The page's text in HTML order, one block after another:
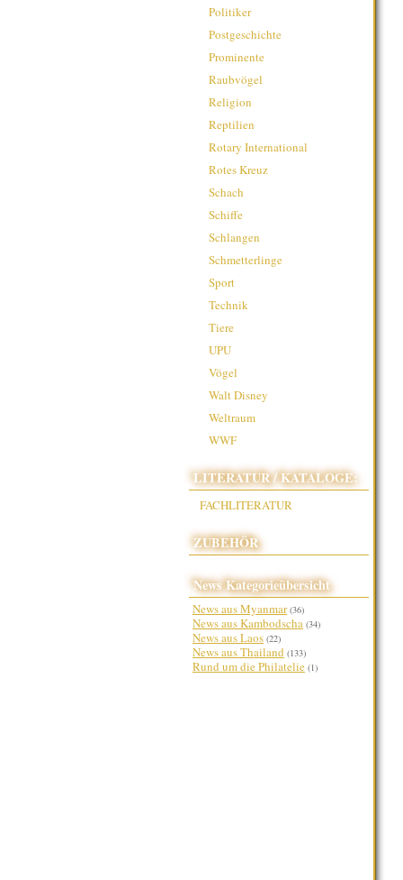
Politiker
Postgeschichte
Prominente
Raubvögel
Religion
Reptilien
Rotary International
Rotes Kreuz
Schach
Schiffe
Schlangen
Schmetterlinge
Sport
Technik
Tiere
UPU
Vögel
Walt Disney
Weltraum
WWF
LITERATUR / KATALOGE:
FACHLITERATUR
ZUBEHÖR
News Kategorieübersicht
News aus Myanmar (36)
News aus Kambodscha (34)
News aus Laos (22)
News aus Thailand (133)
Rund um die Philatelie (1)